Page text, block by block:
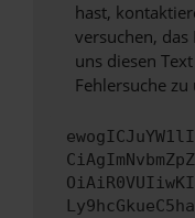
hast,
versuchen,
uns diesen
Fehlersuche